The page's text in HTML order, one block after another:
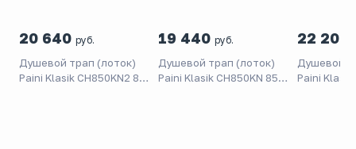
20 640 руб.
Душевой трап (лоток)
Paini Klasik CH850KN2 85
19 440 руб.
Душевой трап (лоток)
Paini Klasik CH850KN 85
22 200
Душевой
Paini Klasik